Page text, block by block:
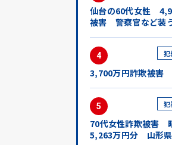
仙台の60代女性
被害 警察官など装
4 犯
3,700万円詐欺被害
5 犯
70代女性詐欺被害
5,263万円分 山形県